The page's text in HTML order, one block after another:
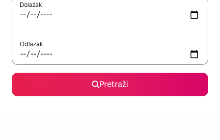
Dolazak
Odlazak
Pretraži